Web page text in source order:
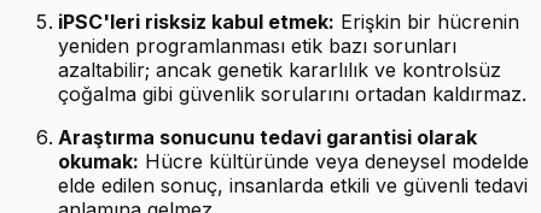
iPSC'leri risksiz kabul etmek: Erişkin bir hücrenin
yeniden programlanması etik bazı sorunları
azaltabilir; ancak genetik kararlılık ve kontrolsüz
çoğalma gibi güvenlik sorularını ortadan kaldırmaz.
Araştırma sonucunu tedavi garantisi olarak
okumak: Hücre kültüründe veya deneysel modelde
elde edilen sonuç, insanlarda etkili ve güvenli tedavi